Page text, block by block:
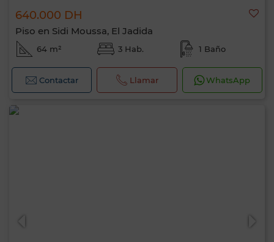
640.000 DH
Piso en Sidi Moussa, El Jadida
64 m² 3 Hab. 1 Baño
Contactar Llamar WhatsApp